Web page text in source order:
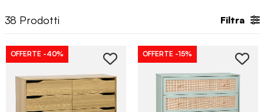
38 Prodotti Filtra
OFFERTE -40% OFFERTE -15%